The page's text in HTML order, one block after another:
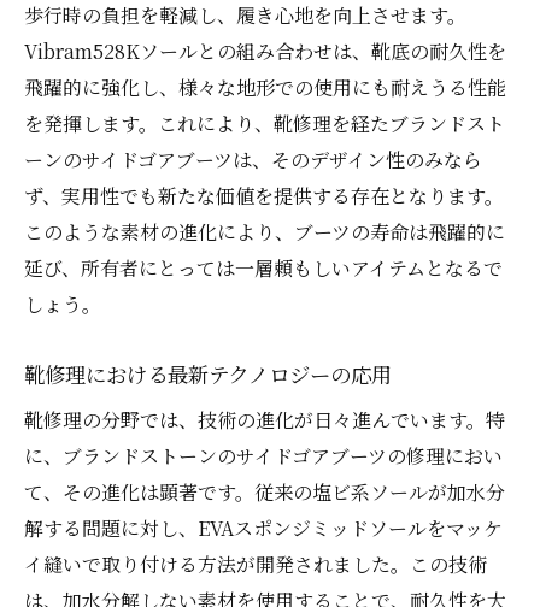
歩行時の負担を軽減し、履き心地を向上させます。
Vibram528Kソールとの組み合わせは、靴底の耐久性を
飛躍的に強化し、様々な地形での使用にも耐えうる性能
を発揮します。これにより、靴修理を経たブランドスト
ーンのサイドゴアブーツは、そのデザイン性のみなら
ず、実用性でも新たな価値を提供する存在となります。
このような素材の進化により、ブーツの寿命は飛躍的に
延び、所有者にとっては一層頼もしいアイテムとなるで
しょう。
靴修理における最新テクノロジーの応用
靴修理の分野では、技術の進化が日々進んでいます。特
に、ブランドストーンのサイドゴアブーツの修理におい
て、その進化は顕著です。従来の塩ビ系ソールが加水分
解する問題に対し、EVAスポンジミッドソールをマッケ
イ縫いで取り付ける方法が開発されました。この技術
は、加水分解しない素材を使用することで、耐久性を大